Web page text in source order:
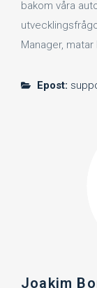
bakom våra
Manager,
Epost:
Joakim